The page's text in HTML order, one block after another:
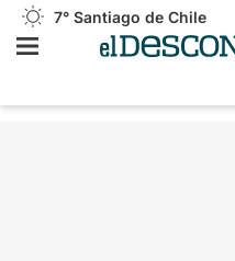
7° Santiago de Chile